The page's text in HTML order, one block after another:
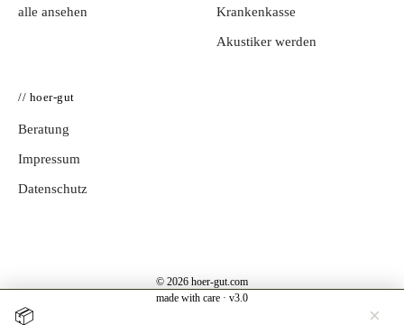
alle ansehen Krankenkasse
Akustiker werden
// hoer-gut
Beratung
Impressum
Datenschutz
© 2026 hoer-gut.com
made with care · v3.0
📦 ×